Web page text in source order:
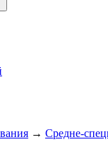
→ Средне-